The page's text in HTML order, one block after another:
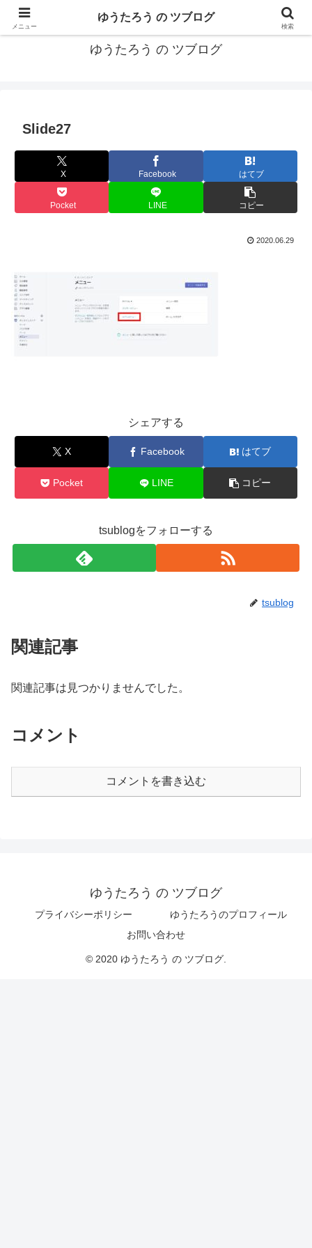
カリフォルニアMBA卒40代がMBA・キャリアとEコマースについて発信
ゆうたろう の ツブログ
Slide27
X Facebook はてブ
Pocket LINE コピー
2020.06.29
シェアする
X Facebook はてブ
Pocket LINE コピー
tsublogをフォローする
tsublog
関連記事
関連記事は見つかりませんでした。
コメント
コメントを書き込む
ゆうたろう の ツブログ
プライバシーポリシー
ゆうたろうのプロフィール
お問い合わせ
© 2020 ゆうたろう の ツブログ.
メニュー
ゆうたろう の ツブログ
検索